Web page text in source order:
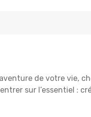
de votre vie,
sur l’essentiel :